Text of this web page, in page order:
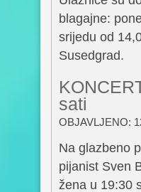
blagajne:
srijedu od
Susedgrad.
sati
OBJAVLJENO:
Na glazbeno
pijanist Sven
žena u 19:30